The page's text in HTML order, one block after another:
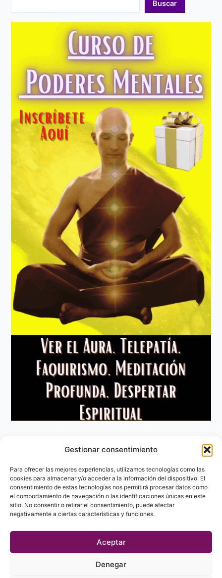
Gestionar consentimiento
Para ofrecer las mejores experiencias, utilizamos tecnologías como las
cookies para almacenar y/o acceder a la información del dispositivo. El
consentimiento de estas tecnologías nos permitirá procesar datos como
el comportamiento de navegación o las identificaciones únicas en este
sitio. No consentir o retirar el consentimiento, puede afectar
negativamente a ciertas características y funciones.
Aceptar
Denegar
Buscar
Aviso Legal
Política de privacidad
Política de Cookies
Contacto